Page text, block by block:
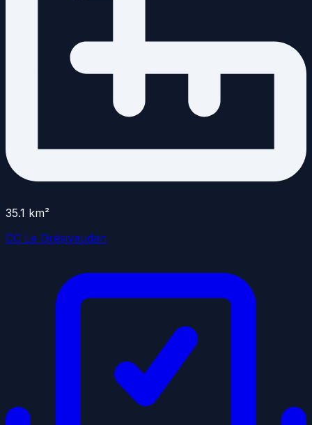
35.1 km²
CC Le Grésivaudan